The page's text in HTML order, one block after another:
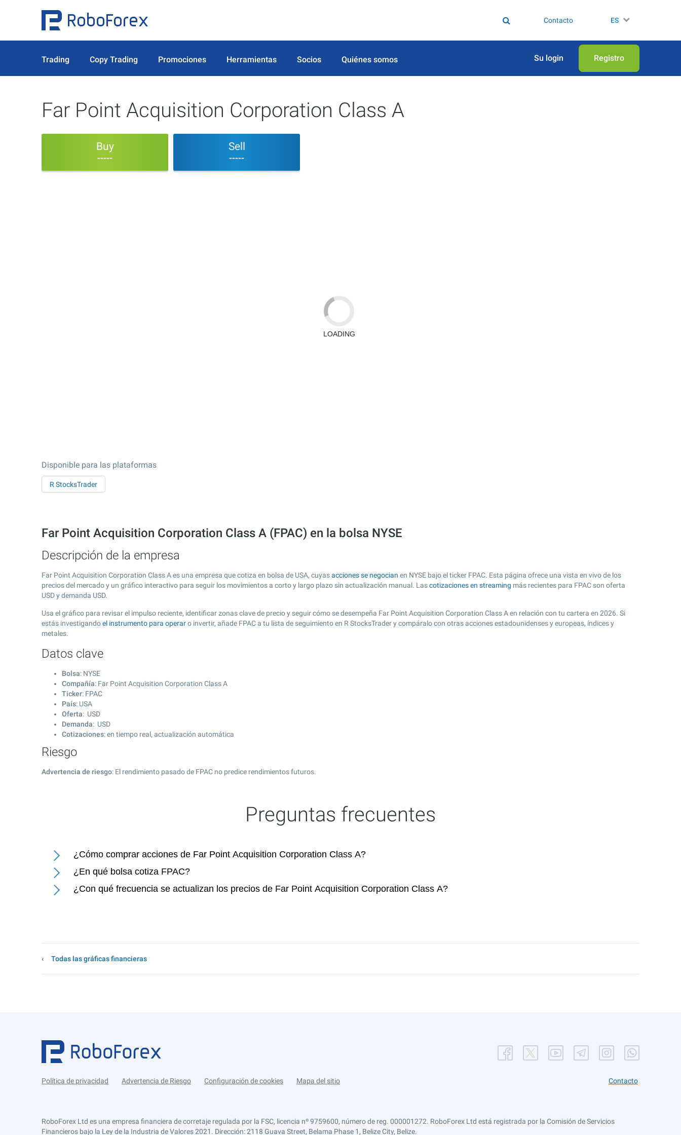
Contacto ES
Trading Copy Trading Promociones Herramientas Socios Quiénes somos Su login Registro
Far Point Acquisition Corporation Class A
Buy
-----
Sell
-----
Disponible para las plataformas
R StocksTrader
Far Point Acquisition Corporation Class A (FPAC) en la bolsa NYSE
Descripción de la empresa
Far Point Acquisition Corporation Class A es una empresa que cotiza en bolsa de USA, cuyasacciones se negocian en NYSE bajo el ticker FPAC. Esta página ofrece una vista en vivo de los
precios del mercado y un gráfico interactivo para seguir los movimientos a corto y largo plazo sin actualización manual. Lascotizaciones en streaming más recientes para FPAC son oferta
USD y demanda USD.
Usa el gráfico para revisar el impulso reciente, identificar zonas clave de precio y seguir cómo se desempeña Far Point Acquisition Corporation Class A en relación con tu cartera en 2026. Si
estás investigandoel instrumento para operaro invertir, añade FPAC a tu lista de seguimiento en R StocksTrader y compáralo con otras acciones estadounidenses y europeas, índices y
metales.
Datos clave
Bolsa: NYSE
Compañía: Far Point Acquisition Corporation Class A
Ticker: FPAC
País: USA
Oferta: USD
Demanda: USD
Cotizaciones: en tiempo real, actualización automática
Riesgo
Advertencia de riesgo: El rendimiento pasado de FPAC no predice rendimientos futuros.
Preguntas frecuentes
¿Cómo comprar acciones de Far Point Acquisition Corporation Class A?
¿En qué bolsa cotiza FPAC?
¿Con qué frecuencia se actualizan los precios de Far Point Acquisition Corporation Class A?
Todas las gráficas financieras
Política de privacidad Advertencia de Riesgo Configuración de cookies Mapa del sitio Contacto
RoboForex Ltd es una empresa financiera de corretaje regulada por la FSC, licencia nº 9759600, número de reg. 000001272. RoboForex Ltd está registrada por la Comisión de Servicios
Financieros bajo la Ley de la Industria de Valores 2021. Dirección: 2118 Guava Street, Belama Phase 1, Belize City, Belize.